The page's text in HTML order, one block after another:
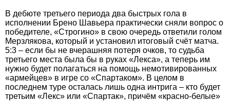
В дебюте третьего периода два быстрых гола в
исполнении Брено Шавьера практически сняли вопрос о
победителе, «Строгино» в свою очередь ответили голом
Мерзлякова, который и установил итоговый счёт матча.
5:3 – если бы не вчерашняя потеря очков, то судьба
третьего места была бы в руках «Лекса», а теперь им
нужно будет полагаться на помощь немотивированных
«армейцев» в игре со «Спартаком». В целом в
последнем туре осталась лишь одна интрига – кто будет
третьим «Лекс» или «Спартак», причём «красно-белые»